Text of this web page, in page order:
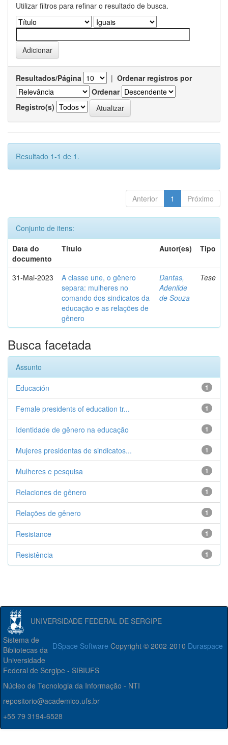
Utilizar filtros para refinar o resultado de busca.
Resultados/Página | Ordenar registros por
Ordenar
Registro(s)
Resultado 1-1 de 1.
Anterior 1 Próximo
Conjunto de itens:
Data do
documento
Título Autor(es) Tipo
31-Mai-2023
A classe une, o gênero
separa: mulheres no
comando dos sindicatos da
educação e as relações de
gênero
Dantas,
Adenilde
de Souza
Tese
Busca facetada
Assunto
1
Educación
1
Female presidents of education tr...
1
Identidade de gênero na educação
1
Mujeres presidentas de sindicatos...
1
Mulheres e pesquisa
1
Relaciones de gênero
1
Relações de gênero
1
Resistance
1
Resistência
UNIVERSIDADE FEDERAL DE SERGIPE
DSpace Software Copyright © 2002-2010 Duraspace
Sistema de
Bibliotecas da
Universidade
Federal de Sergipe - SIBIUFS
Núcleo de Tecnologia da Informação - NTI
repositorio@academico.ufs.br
+55 79 3194-6528